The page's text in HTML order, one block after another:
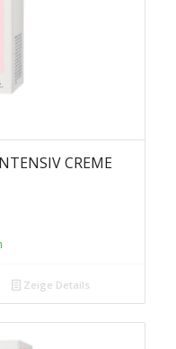
CREME
Zeige Details